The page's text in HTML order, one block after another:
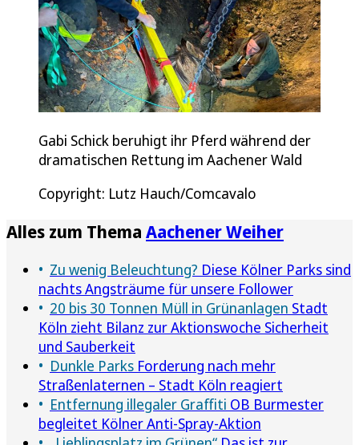
Gabi Schick beruhigt ihr Pferd während der
dramatischen Rettung im Aachener Wald
Copyright: Lutz Hauch/Comcavalo
Alles zum Thema Aachener Weiher
Zu wenig Beleuchtung? Diese Kölner Parks sind
nachts Angsträume für unsere Follower
20 bis 30 Tonnen Müll in Grünanlagen Stadt
Köln zieht Bilanz zur Aktionswoche Sicherheit
und Sauberkeit
Dunkle Parks Forderung nach mehr
Straßenlaternen – Stadt Köln reagiert
Entfernung illegaler Graffiti OB Burmester
begleitet Kölner Anti-Spray-Aktion